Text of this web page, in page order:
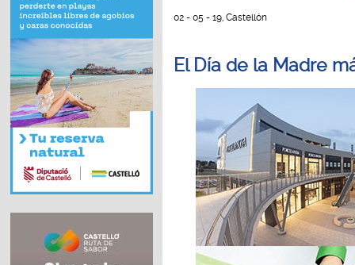
02 - 05 - 19, Castellón
El Día de la Madre